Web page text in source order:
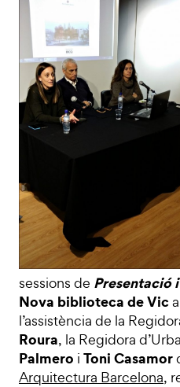
sessions de Presentació
Nova biblioteca de Vic
l’assistència de la
Roura, la Regidora
Palmero i Toni Casamor
Arquitectura Barcelona,